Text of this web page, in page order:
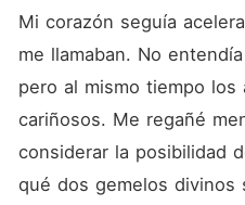
Mi corazón seguía
me llamaban. No
pero al mismo tiempo los
cariñosos. Me regañé
considerar la posibilidad
qué dos gemelos divinos